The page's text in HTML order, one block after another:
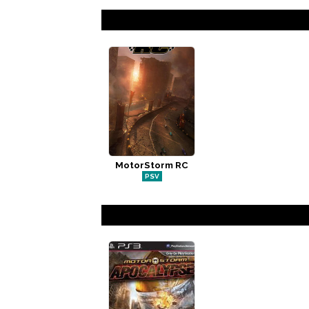
MotorStorm RC
PSV